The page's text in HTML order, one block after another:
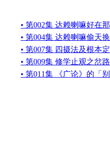
• 第002集 达赖喇嘛好在
• 第004集 达赖喇嘛偷天
• 第007集 四摄法及根本
• 第009集 修学止观之岔
• 第011集 《广论》的「